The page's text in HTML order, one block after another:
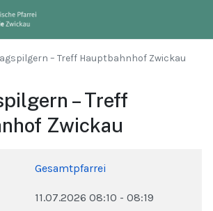
– Treff Hauptbahnhof Zwickau
– Treff
Zwickau
Gesamtpfarrei
11.07.2026 08:10 - 08:19